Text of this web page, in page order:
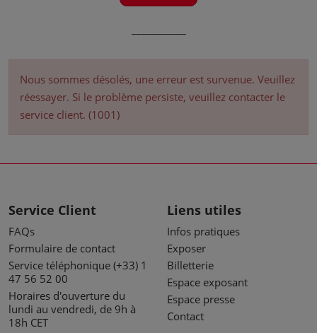
Nous sommes désolés, une erreur est survenue. Veuillez
réessayer. Si le problème persiste, veuillez contacter le
service client. (1001)
Service Client
FAQs
Formulaire de contact
Service téléphonique (+33) 1
47 56 52 00
Horaires d'ouverture du
lundi au vendredi, de 9h à
18h CET
Liens utiles
Infos pratiques
Exposer
Billetterie
Espace exposant
Espace presse
Contact